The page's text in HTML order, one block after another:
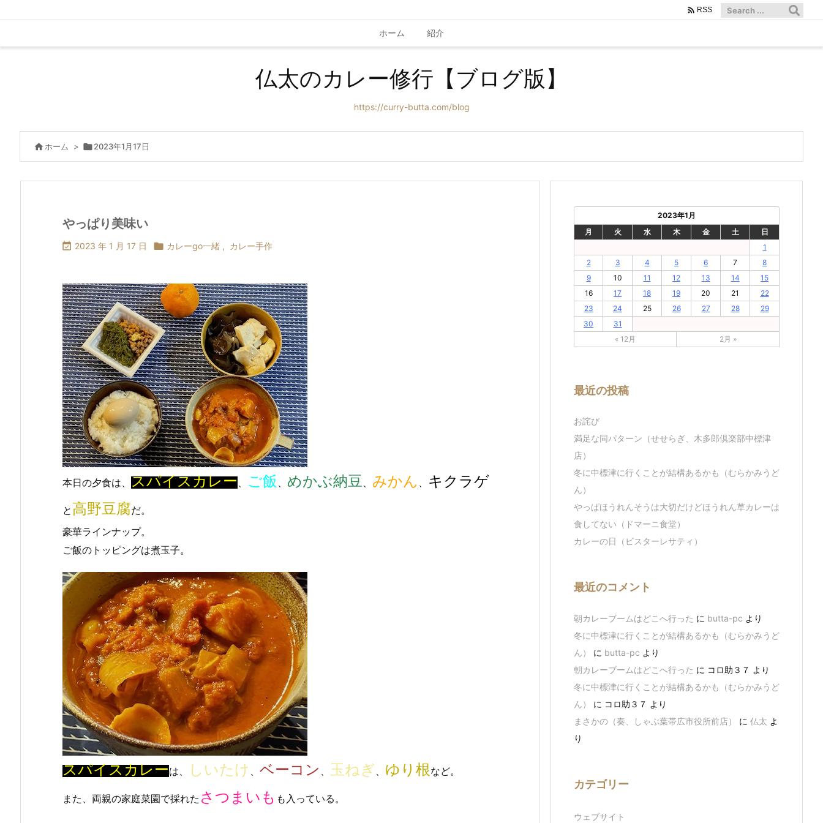
ホーム 紹介
 RSS
仏太のカレー修行【ブログ版】
https://curry-butta.com/blog
 ホーム > 2023年1月17日
やっぱり美味い
 2023 年 1 月 17 日  カレーgo一緒 , カレー手作
本日の夕食は、 スパイスカレー、 ご飯 、 めかぶ納豆、 みかん 、 キクラゲ
と 高野豆腐だ。
豪華ラインナップ。
ご飯のトッピングは煮玉子。
スパイスカレーは、 しいたけ ベーコン 玉ねぎ ゆり根など。
また、両親の家庭菜園で採れた さつまいも も入っている。
2023年1月
月
火 水 木 金 土
日
1
2
3 4 5 6 7
8
9
10 11 12 13 14
15
16
17 18 19 20 21
22
23
24 25 26 27 28
29
30
31
« 12月
2月 »
最近の投稿
お詫び
満足な同パターン（せせらぎ、木多郎倶楽部中標津
店）
冬に中標津に行くことが結構あるかも（むらかみうど
ん）
やっぱほうれんそうは大切だけどほうれん草カレーは
食してない（ドマーニ食堂）
カレーの日（ビスターレサティ）
最近のコメント
朝カレーブームはどこへ行った に butta-pc より
冬に中標津に行くことが結構あるかも（むらかみうど
ん）
に butta-pc より
朝カレーブームはどこへ行った に コロ助３７ より
冬に中標津に行くことが結構あるかも（むらかみうど
ん）
に コロ助３７ より
まさかの（奏、しゃぶ葉帯広市役所前店）
に 仏太 よ
り
カテゴリー
ウェブサイト